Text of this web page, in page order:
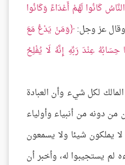
وَإِذَا حُشِرَ النَّاسُ كَانُوا لَهُمْ أَعْدَاءً وَكَانُوا
وَمَنْ يَدْعُ مَعَ
حِسَابُهُ عِنْدَ رَبِّهِ إِنَّهُ لَا يُفْلِحُ
لكل شيء وأن العبادة
دونه من أنبياء وأولياء
يملكون شيئا ولا يسمعون
لم يستجيبوا له، وأخبر أن